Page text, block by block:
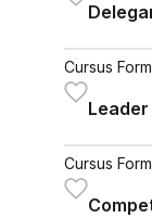
Cursus
Cursus